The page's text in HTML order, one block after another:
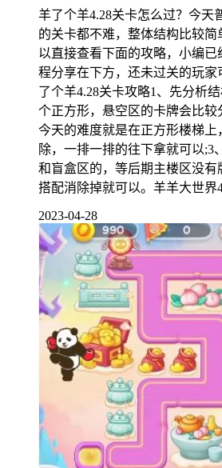
羊了个羊4.28关卡怎么过？今天
的关卡都不难，整体结构比较
以直接查看下面的攻略，小编已
程分享在下方，还未过关的玩
了个羊4.28关卡攻略1、先分析
个正方形，悬空区的卡牌会比较
今天的难度就是在正方形楼梯上
除，一排一排的往下拿就可以;3
和盲盒区的，等后期主楼区没
搭配消除掉就可以。羊羊大世界
2023-04-28